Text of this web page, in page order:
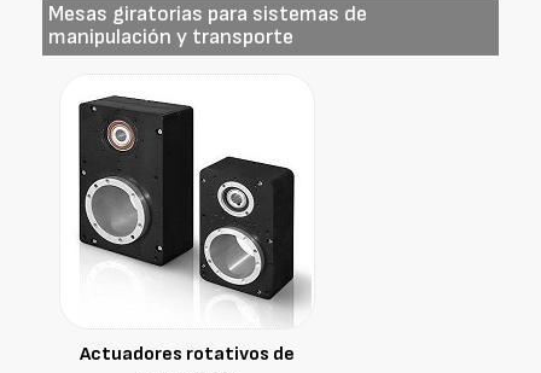
Mesas giratorias para sistemas de
manipulación y transporte
Actuadores rotativos de